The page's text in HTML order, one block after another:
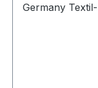
Germany